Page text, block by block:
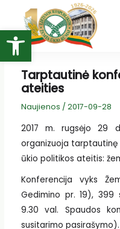
Open toolbar
turinio
Tarptautinė
ateities
Naujienos / 2017-09-28
2017 m. rugsėjo 29
organizuoja tarptautinę
ūkio politikos ateitis:
Konferencija vyks
Gedimino pr. 19), 399
9.30 val. Spaudos
susitarimo pasirašymo).